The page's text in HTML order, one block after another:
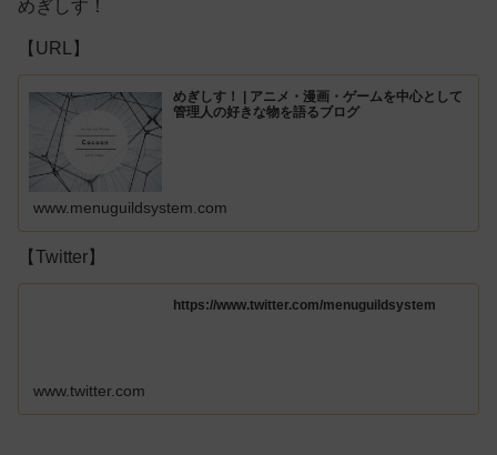
めぎしす！
【URL】
めぎしす！ | アニメ・漫画・ゲームを中心として
管理人の好きな物を語るブログ
www.menuguildsystem.com
【Twitter】
https://www.twitter.com/menuguildsystem
www.twitter.com